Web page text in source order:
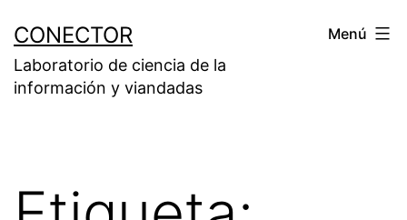
contenido
CONECTOR
Laboratorio de ciencia de la
información y viandadas
Menú